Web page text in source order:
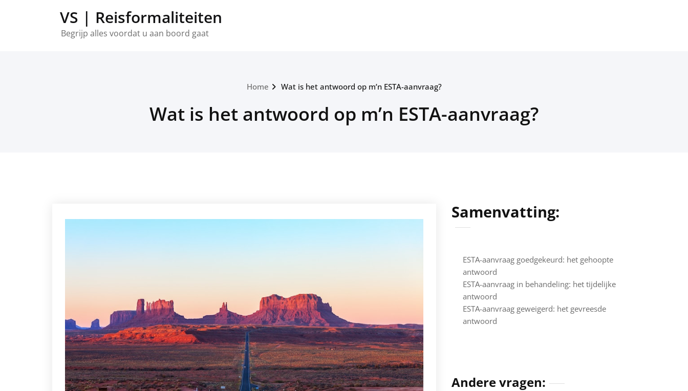
VS | Reisformaliteiten
Begrijp alles voordat u aan boord gaat
Home Wat is het antwoord op m’n ESTA-aanvraag?
Wat is het antwoord op m’n ESTA-aanvraag?
Samenvatting:
ESTA-aanvraag goedgekeurd: het gehoopte
antwoord
ESTA-aanvraag in behandeling: het tijdelijke
antwoord
ESTA-aanvraag geweigerd: het gevreesde
antwoord
Andere vragen: